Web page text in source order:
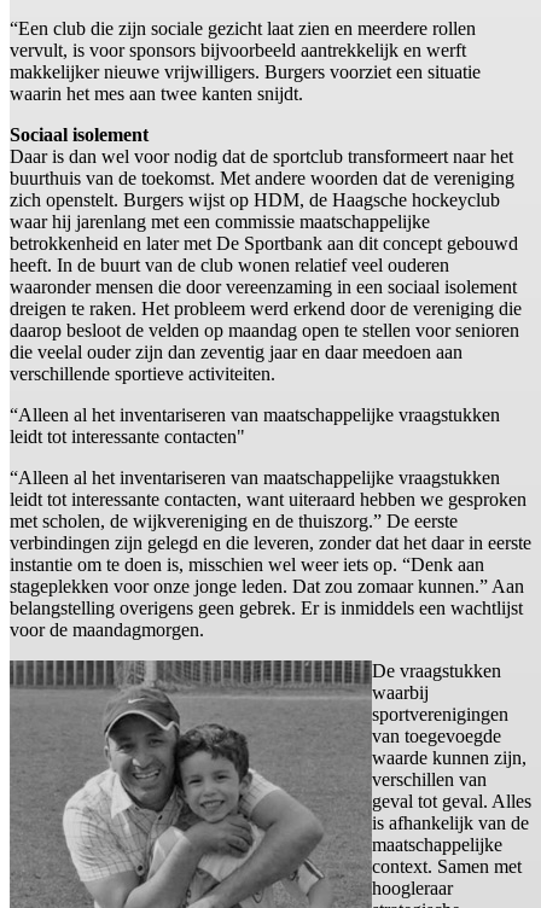
“Een club die zijn sociale gezicht laat zien en meerdere rollen
vervult, is voor sponsors bijvoorbeeld aantrekkelijk en werft
makkelijker nieuwe vrijwilligers. Burgers voorziet een situatie
waarin het mes aan twee kanten snijdt.
Sociaal isolement
Daar is dan wel voor nodig dat de sportclub transformeert naar het
buurthuis van de toekomst. Met andere woorden dat de vereniging
zich openstelt. Burgers wijst op HDM, de Haagsche hockeyclub
waar hij jarenlang met een commissie maatschappelijke
betrokkenheid en later met De Sportbank aan dit concept gebouwd
heeft. In de buurt van de club wonen relatief veel ouderen
waaronder mensen die door vereenzaming in een sociaal isolement
dreigen te raken. Het probleem werd erkend door de vereniging die
daarop besloot de velden op maandag open te stellen voor senioren
die veelal ouder zijn dan zeventig jaar en daar meedoen aan
verschillende sportieve activiteiten.
“Alleen al het inventariseren van maatschappelijke vraagstukken
leidt tot interessante contacten"
“Alleen al het inventariseren van maatschappelijke vraagstukken
leidt tot interessante contacten, want uiteraard hebben we gesproken
met scholen, de wijkvereniging en de thuiszorg.” De eerste
verbindingen zijn gelegd en die leveren, zonder dat het daar in eerste
instantie om te doen is, misschien wel weer iets op. “Denk aan
stageplekken voor onze jonge leden. Dat zou zomaar kunnen.” Aan
belangstelling overigens geen gebrek. Er is inmiddels een wachtlijst
voor de maandagmorgen.
De vraagstukken
waarbij
sportverenigingen
van toegevoegde
waarde kunnen zijn,
verschillen van
geval tot geval. Alles
is afhankelijk van de
maatschappelijke
context. Samen met
hoogleraar